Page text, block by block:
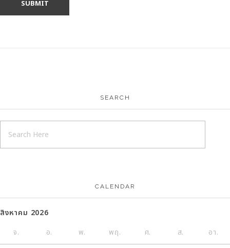
SEARCH
CALENDAR
สิงหาคม 2026
จ.
อ. พ. พฤ. ศ. ส. อา.